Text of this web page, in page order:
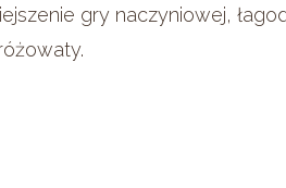
gry naczyniowej,